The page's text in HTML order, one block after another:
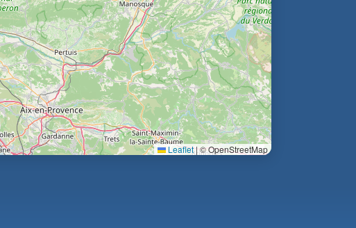
Leaflet|© OpenStreetMap